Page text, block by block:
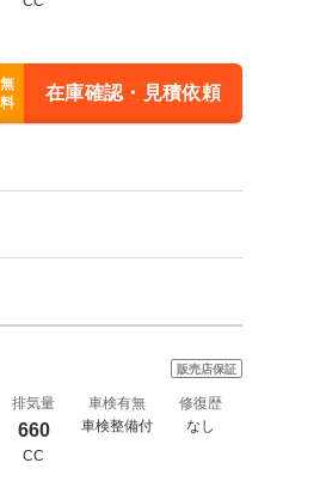
無
料
在庫確認・見積依頼
販売店保証
排気量
660
CC
車検有無
車検整備付
修復歴
なし